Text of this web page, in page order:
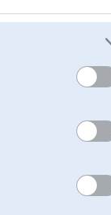
jau mainīja.. stulbi ir
mēs kontrolēt ar
par viņiem saņēmis, jo